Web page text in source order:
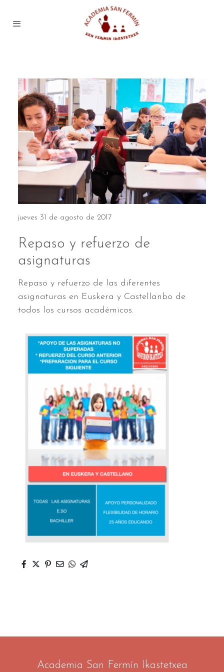
jueves 31 de agosto de 2017
Repaso y refuerzo de
asignaturas
Repaso y refuerzo de las diferentes
asignaturas en Euskera y Castellanbo de
todos los cursos académicos.
Academia San Fermín Ikastetxea